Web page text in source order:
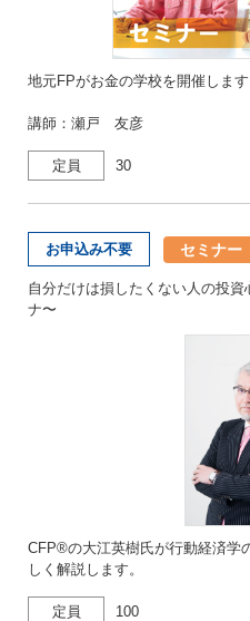
地元FPがお金の学校を開催します
講師：瀬戸 友彦
定員 30
お申込み不要 セミナー
自分だけは損したくない人の投
ナ〜
CFP®の大江英樹氏が行動経済学
しく解説します。
定員 100